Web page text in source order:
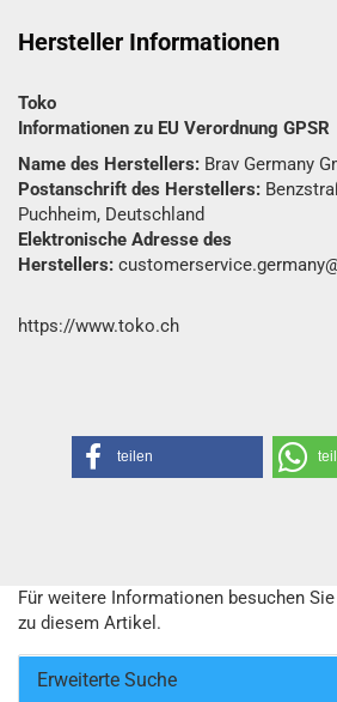
Hersteller Informationen
Toko
Informationen zu EU Verordnung GPSR
Name des Herstellers: Brav Germany
Postanschrift des Herstellers:
Puchheim, Deutschland
Elektronische Adresse des
Herstellers:
https://www.toko.ch
teilen
Für weitere Informationen besuchen
zu diesem Artikel.
Erweiterte Suche